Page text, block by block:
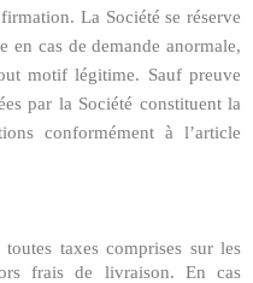
La Société se réserve
en cas de demande anormale,
motif légitime. Sauf preuve
par la Société constituent la
conformément à l’article
taxes comprises sur les
frais de livraison. En cas